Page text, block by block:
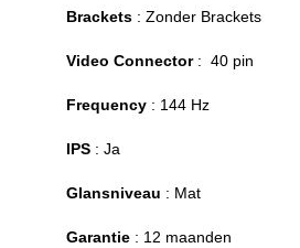
Brackets : Zonder Brackets
Video Connector: 40 pin
Frequency : 144 Hz
IPS : Ja
Glansniveau : Mat
Garantie : 12 maanden